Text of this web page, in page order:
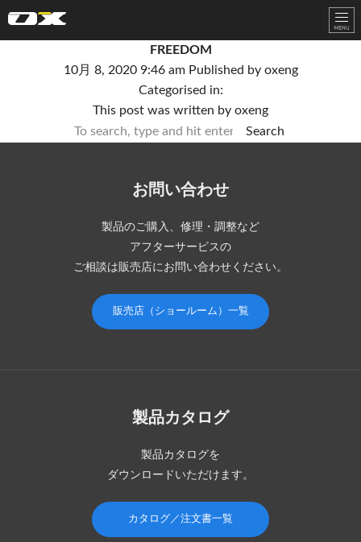
FREEDOM
10月 8, 2020 9:46 am Published by oxeng
Categorised in:
This post was written by oxeng
Search
お問い合わせ
製品のご購入、修理・調整など
アフターサービスの
ご相談は販売店にお問い合わせください。
販売店（ショールーム）一覧
製品カタログ
製品カタログを
ダウンロードいただけます。
カタログ／注文書一覧